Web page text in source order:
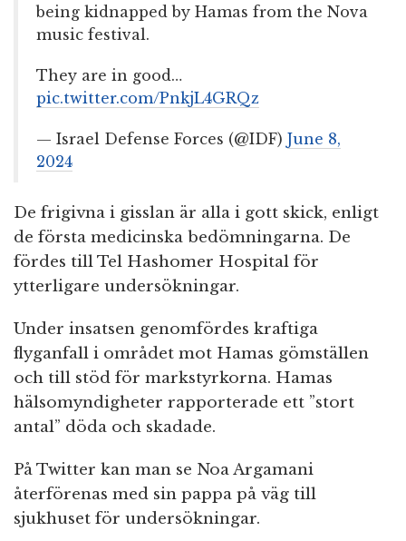
being kidnapped by Hamas from the Nova
music festival.
They are in good…
pic.twitter.com/PnkjL4GRQz
— Israel Defense Forces (@IDF) June 8,
2024
De frigivna i gisslan är alla i gott skick, enligt
de första medicinska bedömningarna. De
fördes till Tel Hashomer Hospital för
ytterligare undersökningar.
Under insatsen genomfördes kraftiga
flyganfall i området mot Hamas gömställen
och till stöd för markstyrkorna. Hamas
hälsomyndigheter rapporterade ett ”stort
antal” döda och skadade.
På Twitter kan man se Noa Argamani
återförenas med sin pappa på väg till
sjukhuset för undersökningar.